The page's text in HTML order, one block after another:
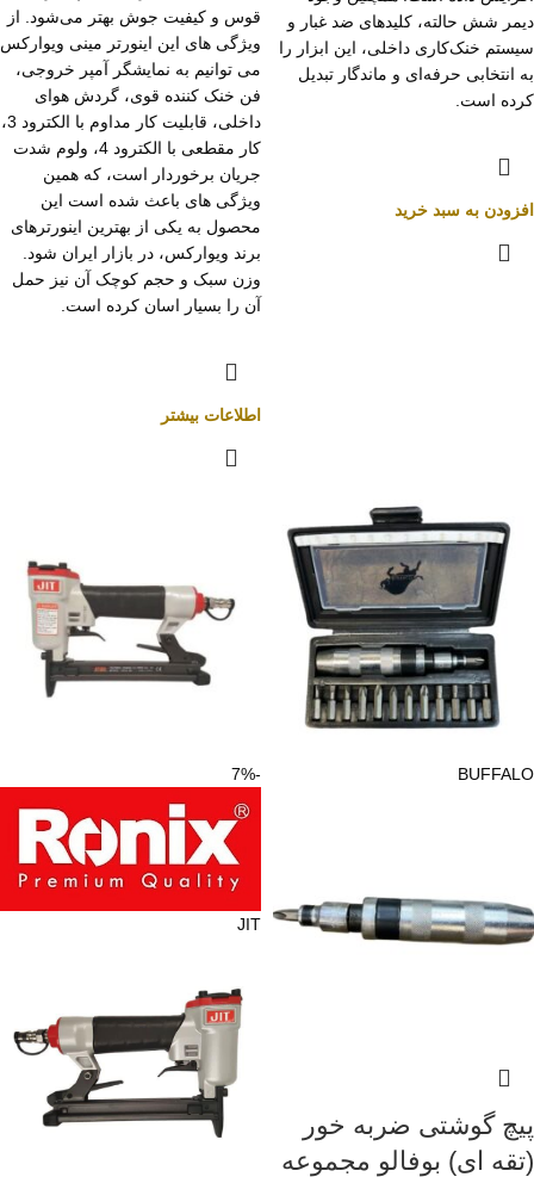
دیمر شش حالته، کلیدهای ضد غبار و
سیستم خنک‌کاری داخلی، این ابزار را
به انتخابی حرفه‌ای و ماندگار تبدیل
کرده است.
افزودن به سبد خرید
قوس و کیفیت جوش بهتر می‌شود. از
ویژگی های این اینورتر مینی ویوارکس
می توانیم به نمایشگر آمپر خروجی،
فن خنک کننده قوی، گردش هوای
داخلی، قابلیت کار مداوم با الکترود 3،
کار مقطعی با الکترود 4، ولوم شدت
جریان برخوردار است، که همین
ویژگی های باعث شده است این
محصول به یکی از بهترین اینورترهای
برند ویوارکس، در بازار ایران شود.
وزن سبک و حجم کوچک آن نیز حمل
آن را بسیار اسان کرده است.
اطلاعات بیشتر
BUFFALO
پیچ گوشتی ضربه خور
(تقه ای) بوفالو مجموعه
-7%
JIT